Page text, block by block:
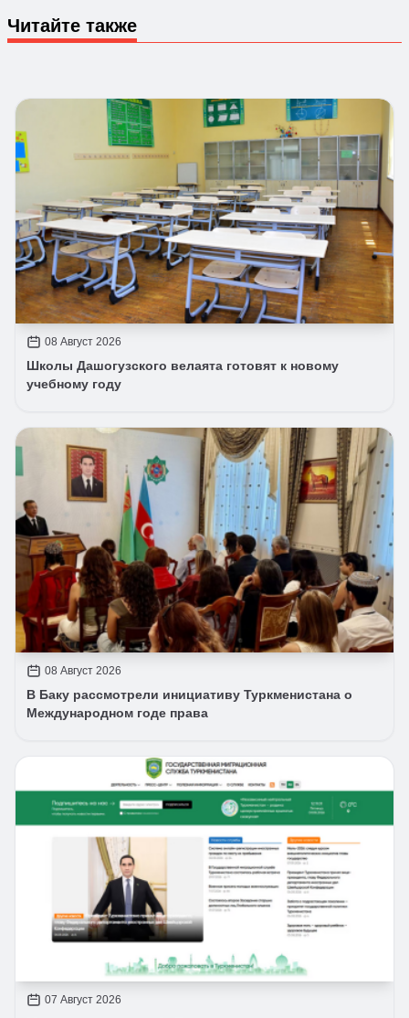
Читайте также
08 Август 2026
Школы Дашогузского велаята готовят к новому
учебному году
08 Август 2026
В Баку рассмотрели инициативу Туркменистана о
Международном годе права
07 Август 2026